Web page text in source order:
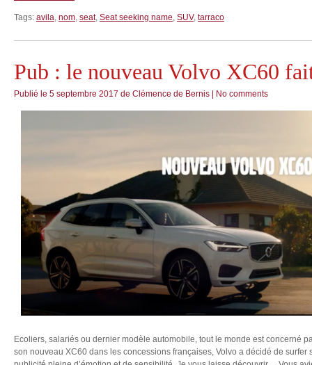
Tags: avila, nom, seat, Seat seeking name, SUV, tarraco
Pub : le nouveau Volvo XC60
Publié le 5 septembre 2017 de Clémence de Bernis No comments
Ecoliers, salariés ou dernier modèle automobile, tout le monde est concerné
son nouveau XC60 dans les concessions françaises, Volvo a décidé de surfer